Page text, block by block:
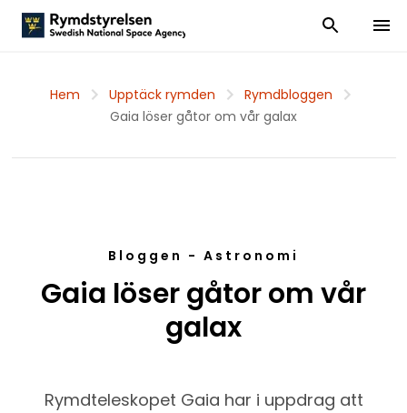
Visa och dölj
Visa
Hem Upptäck rymden
Rymdbloggen
Gaia löser gåtor om vår galax
Bloggen - Astronomi
Gaia löser gåtor om vår
galax
Rymdteleskopet Gaia har i uppdrag att